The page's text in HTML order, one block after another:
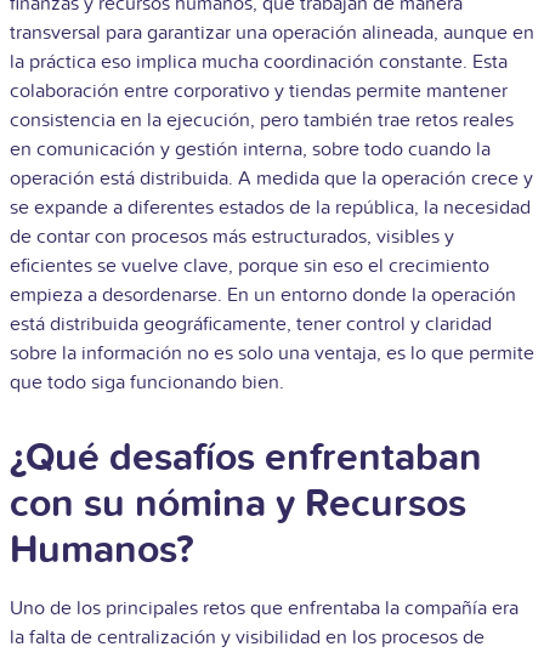
transversal para garantizar una operación alineada, aunque en
la práctica eso implica mucha coordinación constante. Esta
colaboración entre corporativo y tiendas permite mantener
consistencia en la ejecución, pero también trae retos reales
en comunicación y gestión interna, sobre todo cuando la
operación está distribuida. A medida que la operación crece y
se expande a diferentes estados de la república, la necesidad
de contar con procesos más estructurados, visibles y
eficientes se vuelve clave, porque sin eso el crecimiento
empieza a desordenarse. En un entorno donde la operación
está distribuida geográficamente, tener control y claridad
sobre la información no es solo una ventaja, es lo que permite
que todo siga funcionando bien.
¿Qué desafíos enfrentaban
con su nómina y Recursos
Humanos?
Uno de los principales retos que enfrentaba la compañía era
la falta de centralización y visibilidad en los procesos de